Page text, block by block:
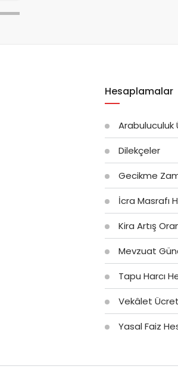
Hesaplamalar
Dilekçeler
Gecikme
İcra Masrafı
Kira Artış
Mevzuat
Tapu Harcı
Vekâlet
Yasal Faiz